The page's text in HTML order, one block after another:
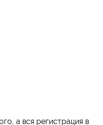
а вся регистрация в